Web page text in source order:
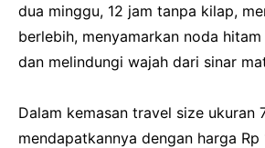
dua minggu, 12 jam tanpa kilap,
berlebih, menyamarkan noda
dan melindungi wajah dari sinar
Dalam kemasan travel size ukuran
mendapatkannya dengan harga Rp